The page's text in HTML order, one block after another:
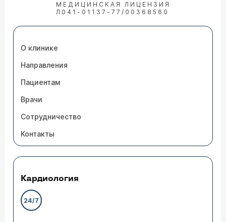
МЕДИЦИНСКАЯ ЛИЦЕНЗИЯ
Л041-01137-77/00368560
О клинике
Направления
Пациентам
Врачи
Сотрудничество
Контакты
Кардиология
24/7